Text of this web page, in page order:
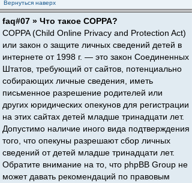
Вернуться наверх
faq#07 » Что такое COPPA?
COPPA (Child Online Privacy and Protection Act)
или закон о защите личных сведений детей в
интернете от 1998 г. — это закон Соединенных
Штатов, требующий от сайтов, потенциально
собирающих личные сведения, иметь
письменное разрешение родителей или
других юридических опекунов для регистрации
на этих сайтах детей младше тринадцати лет.
Допустимо наличие иного вида подтверждения
того, что опекуны разрешают сбор личных
сведений от детей младше тринадцати лет.
Обратите внимание на то, что phpBB Group не
может давать рекомендаций по правовым